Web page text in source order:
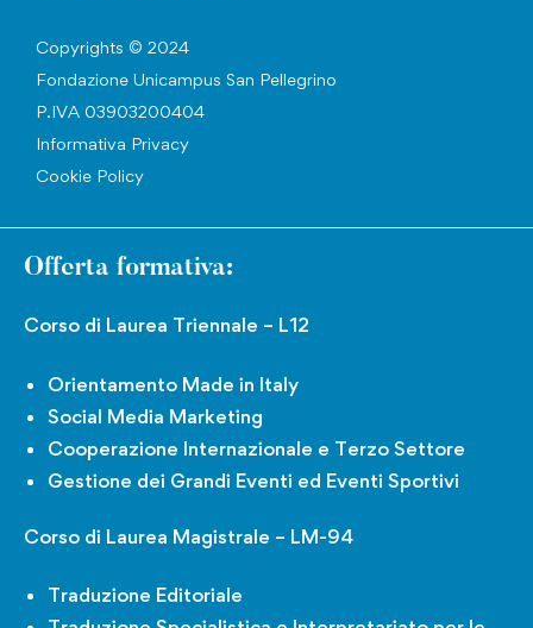
Copyrights © 2024
Fondazione Unicampus San Pellegrino
P.IVA 03903200404
Informativa Privacy
Cookie Policy
Offerta formativa:
Corso di Laurea Triennale – L12
Orientamento Made in Italy
Social Media Marketing
Cooperazione Internazionale e Terzo Settore
Gestione dei Grandi Eventi ed Eventi Sportivi
Corso di Laurea Magistrale – LM-94
Traduzione Editoriale